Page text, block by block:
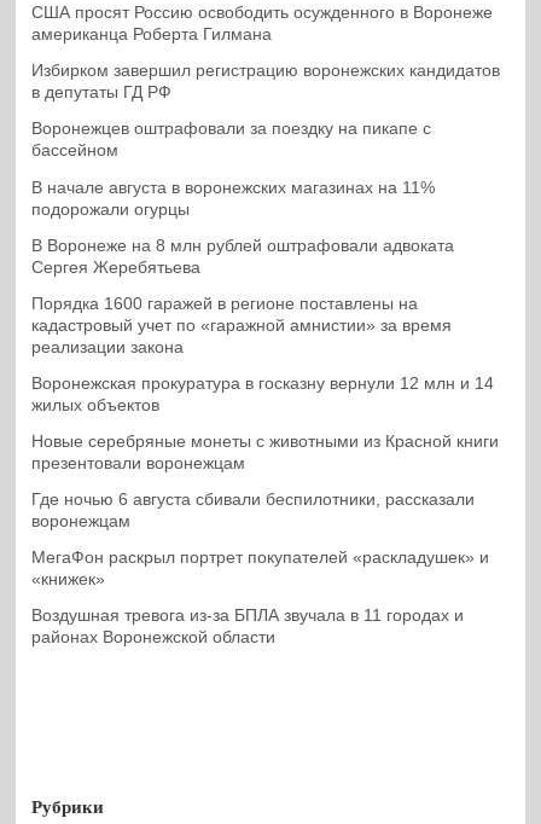
США просят Россию освободить осужденного в Воронеже
американца Роберта Гилмана
Избирком завершил регистрацию воронежских кандидатов
в депутаты ГД РФ
Воронежцев оштрафовали за поездку на пикапе с
бассейном
В начале августа в воронежских магазинах на 11%
подорожали огурцы
В Воронеже на 8 млн рублей оштрафовали адвоката
Сергея Жеребятьева
Порядка 1600 гаражей в регионе поставлены на
кадастровый учет по «гаражной амнистии» за время
реализации закона
Воронежская прокуратура в госказну вернули 12 млн и 14
жилых объектов
Новые серебряные монеты с животными из Красной книги
презентовали воронежцам
Где ночью 6 августа сбивали беспилотники, рассказали
воронежцам
МегаФон раскрыл портрет покупателей «раскладушек» и
«книжек»
Воздушная тревога из-за БПЛА звучала в 11 городах и
районах Воронежской области
Рубрики